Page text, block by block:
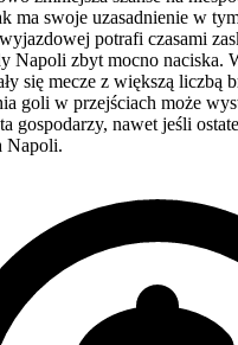
ma swoje uzasadnienie w
potrafi czasami
Napoli zbyt mocno naciska.
się mecze z większą liczbą
goli w przejściach może
gospodarzy, nawet jeśli
Napoli.